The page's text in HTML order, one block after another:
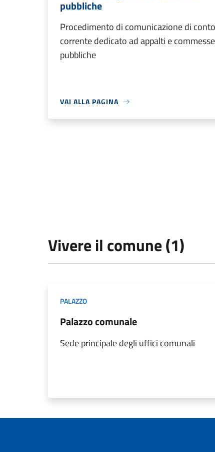
pubbliche
Procedimento di comunicazione di conto
corrente dedicato ad appalti e commesse
pubbliche
VAI ALLA PAGINA
Vivere il comune (1)
PALAZZO
Palazzo comunale
Sede principale degli uffici comunali